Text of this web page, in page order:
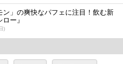
ン」の爽快なパフェに注目！飲む新
ー』
)